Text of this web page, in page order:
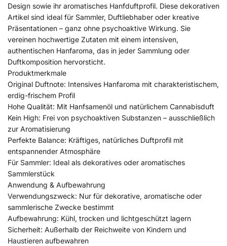
Design sowie ihr aromatisches Hanfduftprofil. Diese dekorativen
Artikel sind ideal für Sammler, Duftliebhaber oder kreative
Präsentationen – ganz ohne psychoaktive Wirkung. Sie
vereinen hochwertige Zutaten mit einem intensiven,
authentischen Hanfaroma, das in jeder Sammlung oder
Duftkomposition hervorsticht.
Produktmerkmale
Original Duftnote: Intensives Hanfaroma mit charakteristischem,
erdig-frischem Profil
Hohe Qualität: Mit Hanfsamenöl und natürlichem Cannabisduft
Kein High: Frei von psychoaktiven Substanzen – ausschließlich
zur Aromatisierung
Perfekte Balance: Kräftiges, natürliches Duftprofil mit
entspannender Atmosphäre
Für Sammler: Ideal als dekoratives oder aromatisches
Sammlerstück
Anwendung & Aufbewahrung
Verwendungszweck: Nur für dekorative, aromatische oder
sammlerische Zwecke bestimmt
Aufbewahrung: Kühl, trocken und lichtgeschützt lagern
Sicherheit: Außerhalb der Reichweite von Kindern und
Haustieren aufbewahren